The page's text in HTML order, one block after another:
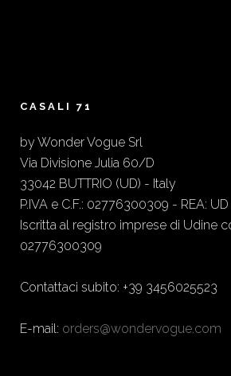
CASALI 71
by Wonder Vogue Srl
Via Divisione Julia 60/D
33042 BUTTRIO (UD) - Italy
P.IVA e C.F.: 02776300309 - REA:
Iscritta al registro imprese di Udine
02776300309
Contattaci subito: +39 3456025523
E-mail: orders@wondervogue.com